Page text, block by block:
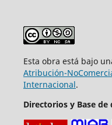
Esta obra está bajo
Atribución-
Internacional.
Directorios y Base de